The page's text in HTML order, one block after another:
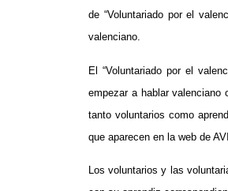
de “Voluntariado por el
valenciano.
El “Voluntariado por el
empezar a hablar valenciano
tanto voluntarios como
que aparecen en la web de
Los voluntarios y las